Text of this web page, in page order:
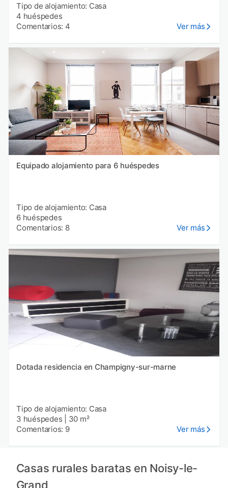
Tipo de alojamiento: Casa
4 huéspedes
Comentarios: 4
Ver más
Equipado alojamiento para 6 huéspedes
Tipo de alojamiento: Casa
6 huéspedes
Comentarios: 8
Ver más
Dotada residencia en Champigny-sur-marne
Tipo de alojamiento: Casa
3 huéspedes
30 m²
Comentarios: 9
Ver más
Casas rurales baratas en Noisy-le-
Grand